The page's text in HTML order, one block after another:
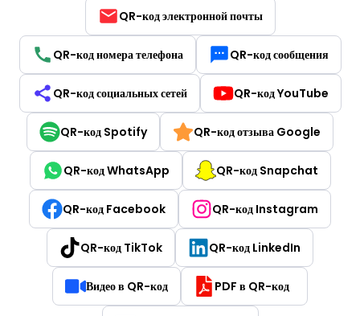
QR-код электронной почты
QR-код номера телефона QR-код сообщения
QR-код социальных сетей QR-код YouTube
QR-код Spotify QR-код отзыва Google
QR-код WhatsApp QR-код Snapchat
QR-код Facebook QR-код Instagram
QR-код TikTok QR-код LinkedIn
Видео в QR-код PDF в QR-код